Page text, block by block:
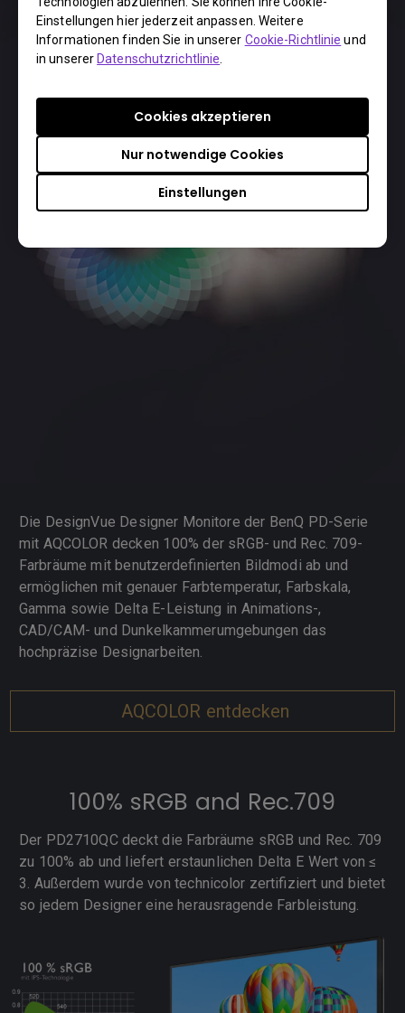
Einstellungen hier jederzeit anpassen. Weitere
Informationen finden Sie in unserer Cookie-Richtlinie und
in unsererDatenschutzrichtlinie
Einstellungen
Nur notwendige Cookies
Cookies akzeptieren
einkaufen
Geschäfte finden
Die DesignVue Designer Monitore der BenQ PD-Serie
mit AQCOLOR decken 100% der sRGB- und Rec. 709-
Farbräume mit benutzerdefinierten Bildmodi ab und
ermöglichen mit genauer Farbtemperatur, Farbskala,
Gamma sowie Delta E-Leistung in Animations-,
CAD/CAM- und Dunkelkammerumgebungen das
hochpräzise Designarbeiten.
AQCOLOR entdecken
100% sRGB and Rec.709
Der PD2710QC deckt die Farbräume sRGB und Rec. 709
zu 100% ab und liefert erstaunlichen Delta E Wert von ≤
3. Außerdem wurde von technicolor zertifiziert und bietet
so jedem Designer eine herausragende Farbleistung.